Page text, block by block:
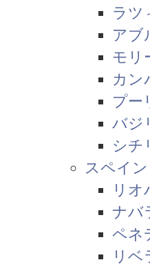
ラツ
アブ
モリ
カン
プー
バジ
シチ
スペイン
リオ
ナバ
ペネ
リベ